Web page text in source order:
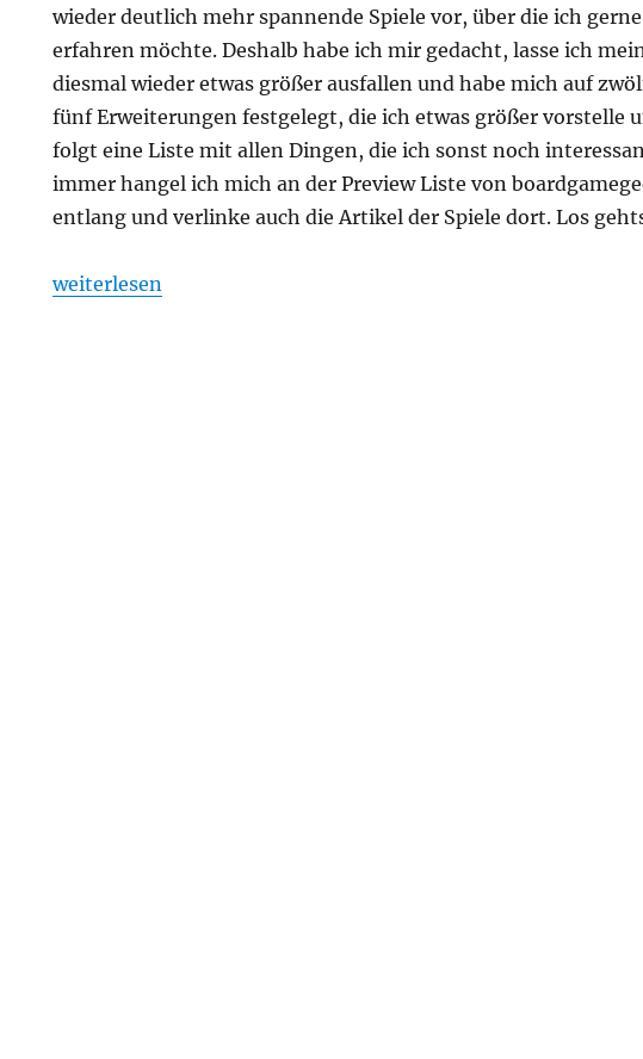
wieder deutlich mehr spannende Spiele vor, über die ich
erfahren möchte. Deshalb habe ich mir gedacht, lasse ich
diesmal wieder etwas größer ausfallen und habe mich auf
fünf Erweiterungen festgelegt, die ich etwas größer vorstelle
folgt eine Liste mit allen Dingen, die ich sonst noch
immer hangel ich mich an der Preview Liste von
entlang und verlinke auch die Artikel der Spiele dort. Los
„SPIEL ’22 – Vorschau auf die Veröffentlichungen“
weiterlesen